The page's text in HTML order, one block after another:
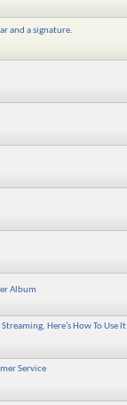
and a signature.
Album
Here’s How To Use It
Service